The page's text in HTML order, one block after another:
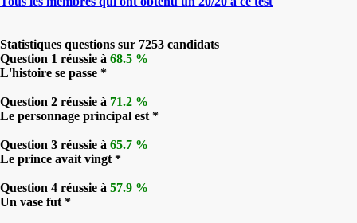
Statistiques questions sur 7253 candidats
Question 1 réussie à 68.5 %
L'histoire se passe *
Question 2 réussie à 71.2 %
Le personnage principal est *
Question 3 réussie à 65.7 %
Le prince avait vingt *
Question 4 réussie à 57.9 %
Un vase fut *